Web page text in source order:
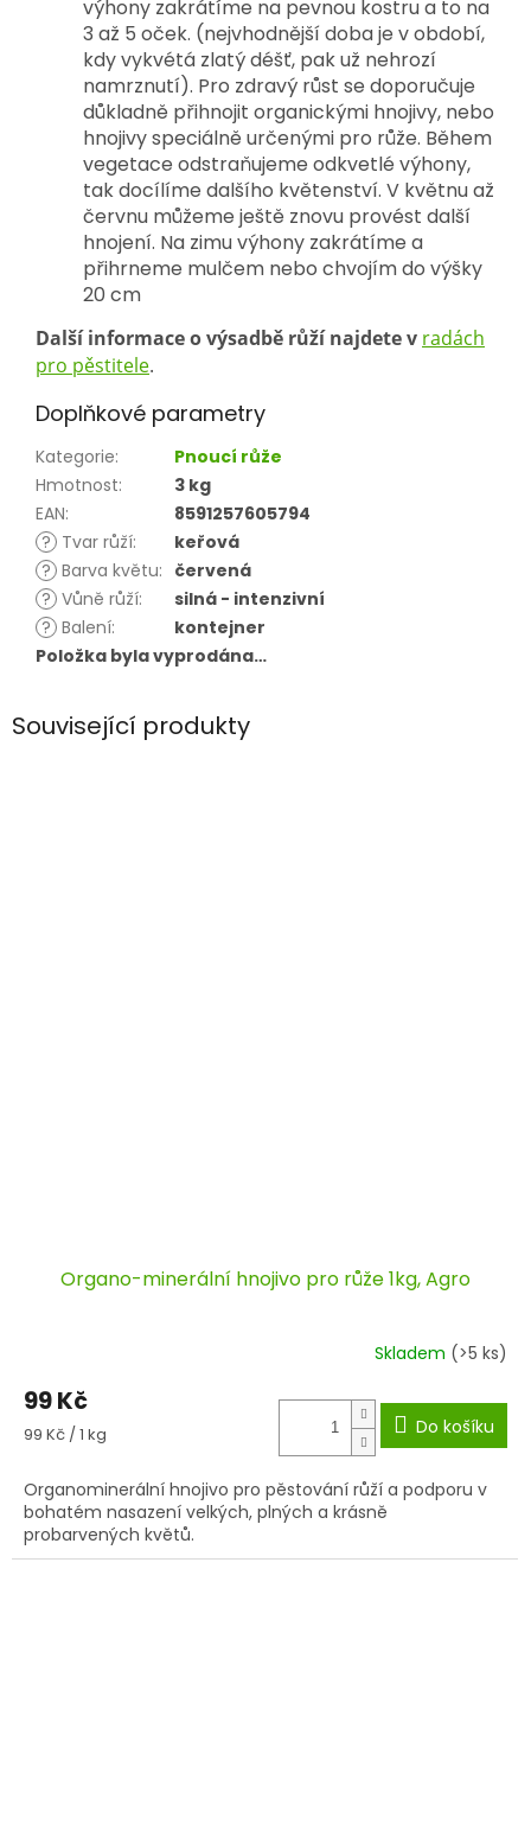
výhony zakrátíme na pevnou kostru a to na
3 až 5 oček. (nejvhodnější doba je v období,
kdy vykvétá zlatý déšť, pak už nehrozí
namrznutí). Pro zdravý růst se doporučuje
důkladně přihnojit organickými hnojivy, nebo
hnojivy speciálně určenými pro růže. Během
vegetace odstraňujeme odkvetlé výhony,
tak docílíme dalšího květenství. V květnu až
červnu můžeme ještě znovu provést další
hnojení. Na zimu výhony zakrátíme a
přihrneme mulčem nebo chvojím do výšky
20 cm
Další informace o výsadbě růží najdete v radách
pro pěstitele.
Doplňkové parametry
Kategorie:
Pnoucí růže
Hmotnost:
3 kg
EAN:
8591257605794
? Tvar růží:
keřová
? Barva květu: červená
? Vůně růží:
silná - intenzivní
? Balení:
kontejner
Položka byla vyprodána…
Související produkty
Organo-minerální hnojivo pro růže 1kg, Agro
Skladem (>5 ks)
99 Kč
Měrná
99 Kč / 1 kg Do košíku
Organominerální hnojivo pro pěstování růží a podporu v
bohatém nasazení velkých, plných a krásně
probarvených květů.